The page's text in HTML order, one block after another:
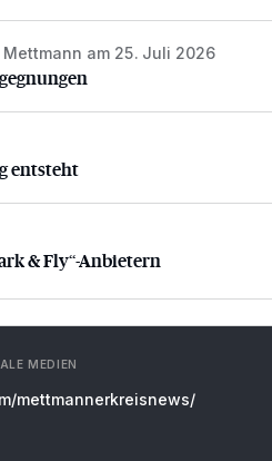
am 25. Juli 2026
entsteht
& Fly“-Anbietern
& Fly“-Anbietern
MEDIEN
mettmannerkreisnews/